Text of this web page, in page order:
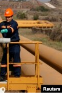
فرهنگ و زندگی
حقوق شهروندی
اقتصادی
علم و فناوری
اسرائیل در جنگ
مستندها
انتخابات ریاست
حمله جمهوری
رمز مهسا
ورزش زنان در
دنبال کنید
زبانهای